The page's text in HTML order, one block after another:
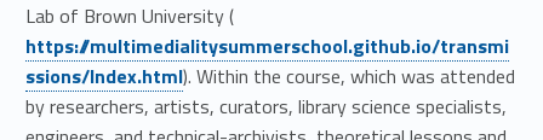
Lab of Brown University (
https://multimedialitysummerschool.github.io/transmi
ssions/Index.html). Within the course, which was attended
by researchers, artists, curators, library science specialists,